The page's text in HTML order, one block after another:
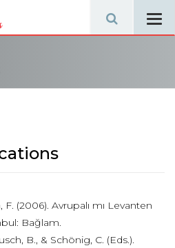
F. (2006). Avrupalı mı Levanten
Bağlam.
B., & Schönig, C. (Eds.).